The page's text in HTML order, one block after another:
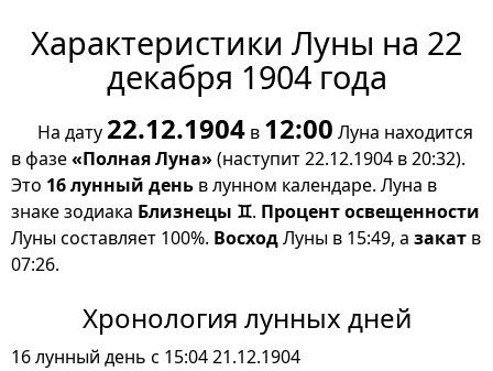
Характеристики Луны на 22
декабря 1904 года
На дату 22.12.1904 в 12:00 Луна находится
в фазе«Полная Луна»(наступит 22.12.1904 в 20:32).
Это 16 лунный день в лунном календаре. Луна в
знаке зодиака Близнецы ♊. Процент освещенности
Луны составляет 100%. ВосходЛуны в 15:49, а закат в
07:26.
Хронология лунных дней
16 лунный день с 15:04 21.12.1904